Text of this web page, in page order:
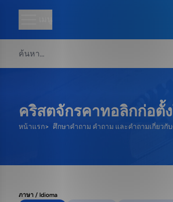
คริสตจักรคาทอลิกก่อตั้
หน้าแรก ศึกษาคำถาม คำถาม และคำถามเกี่ยวกั
ภาษา / Idioma